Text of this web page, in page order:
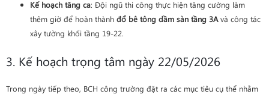
Kế hoạch tăng ca: Đội ngũ thi công thực hiện tăng cường làm
thêm giờ để hoàn thành đổ bê tông dầm sàn tầng 3Avà công tác
xây tường khối tầng 19-22.
3. Kế hoạch trọng tâm ngày 22/05/2026
Trong ngày tiếp theo, BCH công trường đặt ra các mục tiêu cụ thể nhằm